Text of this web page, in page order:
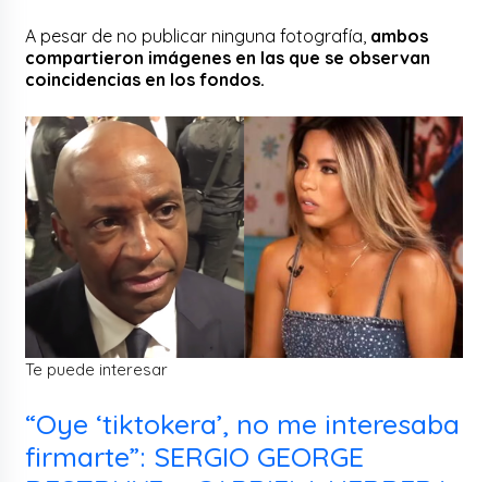
A pesar de no publicar ninguna fotografía, ambos
compartieron imágenes en las que se observan
coincidencias en los fondos.
Te puede interesar
“Oye ‘tiktokera’, no me interesaba
firmarte”: SERGIO GEORGE